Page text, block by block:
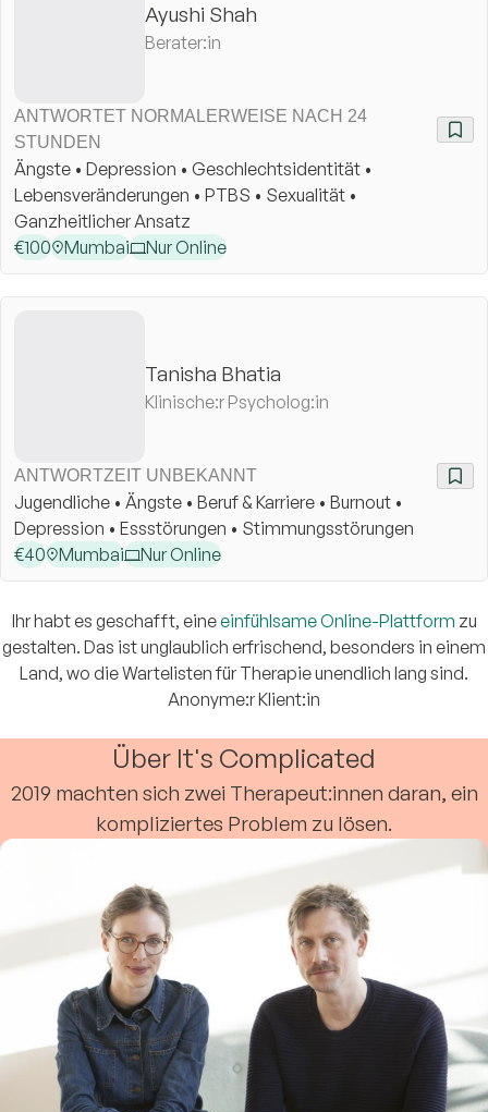
Ayushi Shah
Berater:in
ANTWORTET NORMALERWEISE NACH 24
STUNDEN
Ängste • Depression • Geschlechtsidentität •
Lebensveränderungen • PTBS • Sexualität •
Ganzheitlicher Ansatz
€100 Mumbai Nur Online
Tanisha Bhatia
Klinische:r Psycholog:in
ANTWORTZEIT UNBEKANNT
Jugendliche • Ängste • Beruf & Karriere • Burnout •
Depression • Essstörungen • Stimmungsstörungen
€40 Mumbai Nur Online
Ihr habt es geschafft, eineeinfühlsame Online-Plattform zu
gestalten. Das ist unglaublich erfrischend, besonders in einem
Land, wo die Wartelisten für Therapie unendlich lang sind.
Anonyme:r Klient:in
Über It's Complicated
2019 machten sich zwei Therapeut:innen daran, ein
kompliziertes Problem zu lösen.